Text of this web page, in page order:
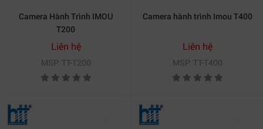
Camera Hành Trình IMOU
T200
Liên hệ
MSP: TT-T200
Camera hành trình Imou T400
Liên hệ
MSP: TT-T400